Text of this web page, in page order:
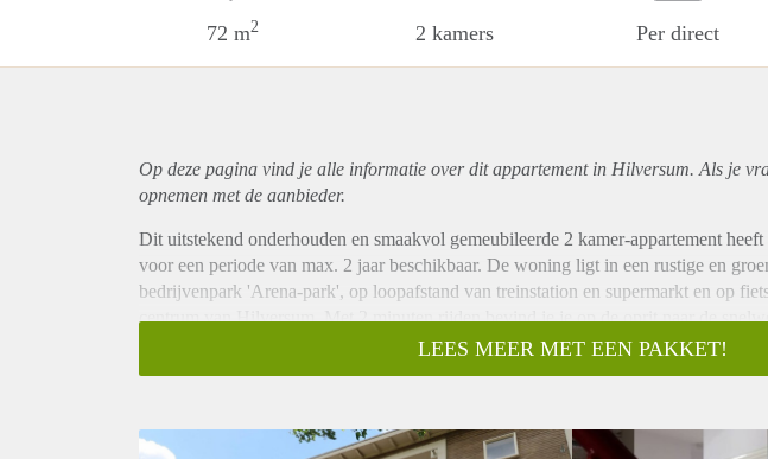
72 m2 2 kamers Per direct
Op deze pagina vind je alle informatie over ditappartementin Hilversum. Als je
opnemen met de aanbieder.
Dit uitstekend onderhouden en smaakvol gemeubileerde 2 kamer-appartement
voor een periode van max. 2 jaar beschikbaar. De woning ligt in een rustige en
bedrijvenpark 'Arena-park', op loopafstand van treinstation en supermarkt en op
centrum van Hilversum. Met 2 minuten rijden bevind je je op de oprit naar de
Amsterdam en parkeren is hier gratis voor de deur.
Indeling:
Entree:
LEES MEER MET EEN PAKKET!